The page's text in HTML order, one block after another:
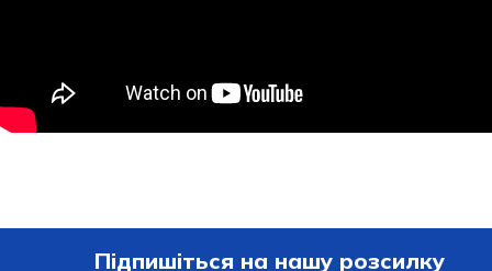
Підпишіться на нашу розсилку